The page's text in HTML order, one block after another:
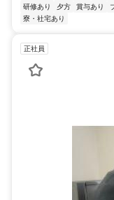
研修あり
夕方 賞与あり
寮・社宅あり
正社員